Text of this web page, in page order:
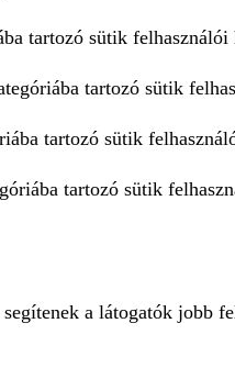
tartozó sütik felhasználói
tartozó sütik
tartozó sütik
tartozó sütik
a látogatók jobb